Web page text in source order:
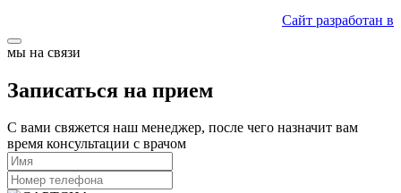
Сайт разработан в
мы на связи
Записаться на прием
С вами свяжется наш менеджер, после чего назначит вам
время консультации с врачом